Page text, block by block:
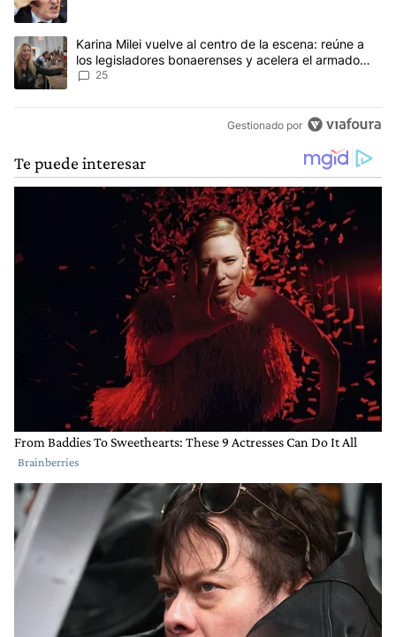
Un artículo de tendencia con el título "Karina Milei vuelve al
Karina Milei vuelve al centro de la escena: reúne a
los legisladores bonaerenses y acelera el armado
para 2027
25
Gestionado por